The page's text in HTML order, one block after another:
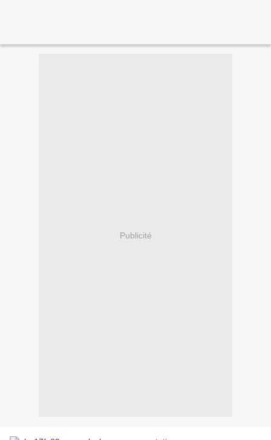
Publicité